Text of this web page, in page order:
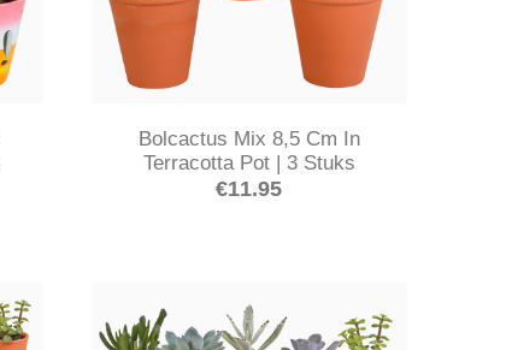
Bolcactus Mix 8,5 Cm In
Terracotta Pot | 3 Stuks
€11.95